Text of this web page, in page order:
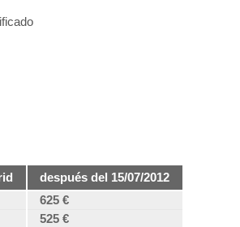
después del 15/07/2012
625 €
525 €